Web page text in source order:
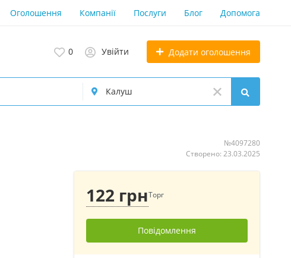
Оголошення Компанії Послуги Блог Допомога
0 Увійти Додати оголошення
№4097280
Створено: 23.03.2025
122 грнТорг
Повідомлення